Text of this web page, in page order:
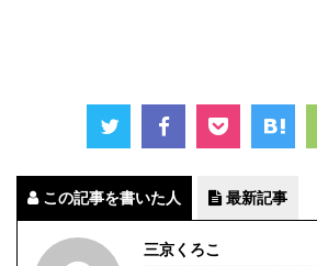
この記事を書いた人 最新記事
三京くろこ